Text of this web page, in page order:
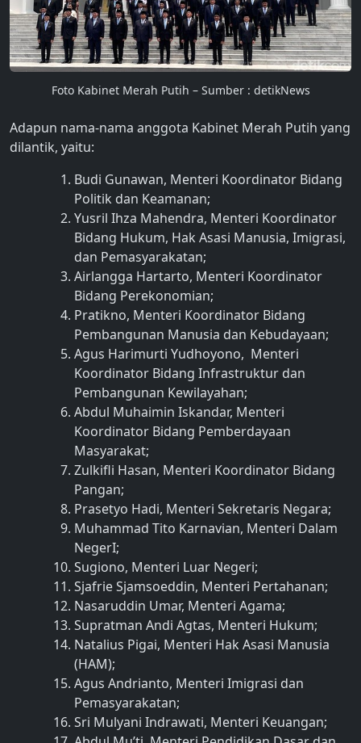
Foto Kabinet Merah Putih – Sumber : detikNews
Adapun nama-nama anggota Kabinet Merah Putih yang
dilantik, yaitu:
Budi Gunawan, Menteri Koordinator Bidang
Politik dan Keamanan;
Yusril Ihza Mahendra, Menteri Koordinator
Bidang Hukum, Hak Asasi Manusia, Imigrasi,
dan Pemasyarakatan;
Airlangga Hartarto, Menteri Koordinator
Bidang Perekonomian;
Pratikno, Menteri Koordinator Bidang
Pembangunan Manusia dan Kebudayaan;
Agus Harimurti Yudhoyono, Menteri
Koordinator Bidang Infrastruktur dan
Pembangunan Kewilayahan;
Abdul Muhaimin Iskandar, Menteri
Koordinator Bidang Pemberdayaan
Masyarakat;
Zulkifli Hasan, Menteri Koordinator Bidang
Pangan;
Prasetyo Hadi, Menteri Sekretaris Negara;
Muhammad Tito Karnavian, Menteri Dalam
NegerI;
Sugiono, Menteri Luar Negeri;
Sjafrie Sjamsoeddin, Menteri Pertahanan;
Nasaruddin Umar, Menteri Agama;
Supratman Andi Agtas, Menteri Hukum;
Natalius Pigai, Menteri Hak Asasi Manusia
(HAM);
Agus Andrianto, Menteri Imigrasi dan
Pemasyarakatan;
Sri Mulyani Indrawati, Menteri Keuangan;